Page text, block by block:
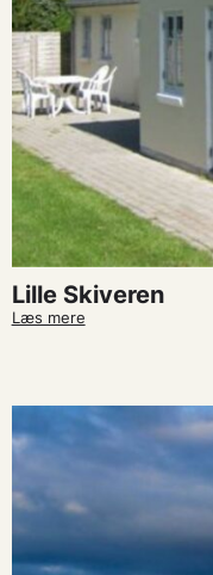
Lille Skiveren
Læs mere